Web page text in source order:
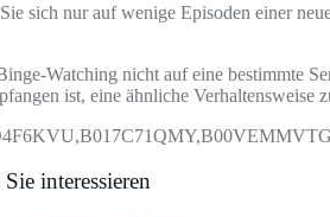
sich nur auf wenige Episoden einer
Watching nicht auf eine bestimmte
ist, eine ähnliche Verhaltensweise
interessieren